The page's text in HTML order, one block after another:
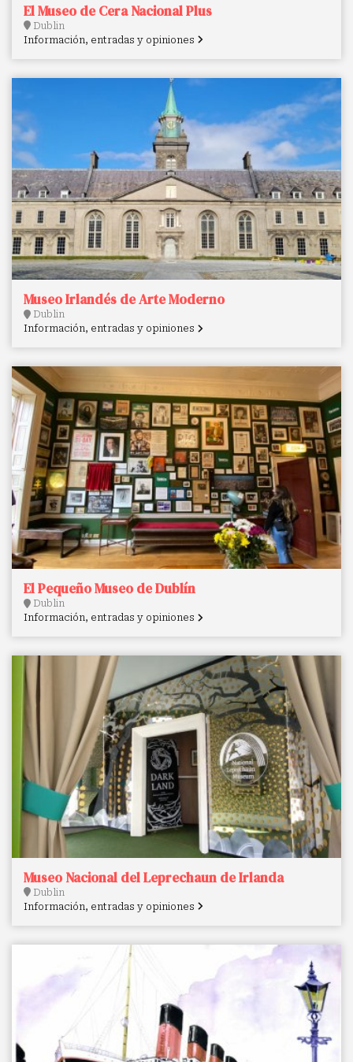
El Museo de Cera Nacional Plus
Dublin
Información, entradas y opiniones
Museo Irlandés de Arte Moderno
Dublin
Información, entradas y opiniones
El Pequeño Museo de Dublín
Dublin
Información, entradas y opiniones
Museo Nacional del Leprechaun de Irlanda
Dublin
Información, entradas y opiniones